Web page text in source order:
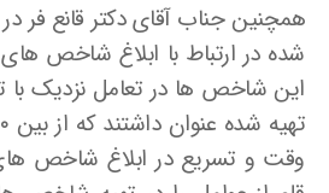
همچنین جناب آقای دکتر قانع فر در
شده در ارتباط با ابلاغ شاخص
این شاخص ها در تعامل نزدیک با